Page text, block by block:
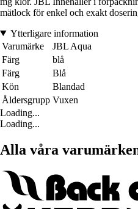
mätlock för enkel och exakt
Ytterligare information
Varumärke
JBL Aqua
Färg
blå
Färg
Blå
Kön
Blandad
Åldersgrupp Vuxen
Loading...
Loading...
Alla våra